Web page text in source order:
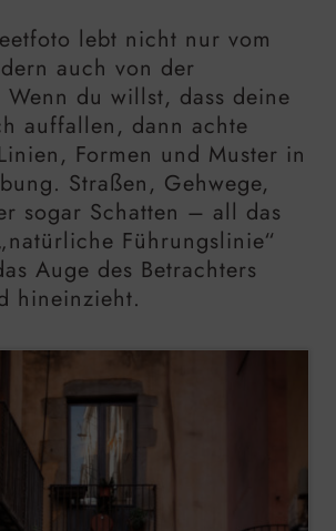
lebt nicht nur vom
auch von der
Wenn du willst, dass deine
auffallen, dann achte
Formen und Muster in
Straßen, Gehwege,
sogar Schatten – all das
Führungslinie“
Auge des Betrachters
hineinzieht.